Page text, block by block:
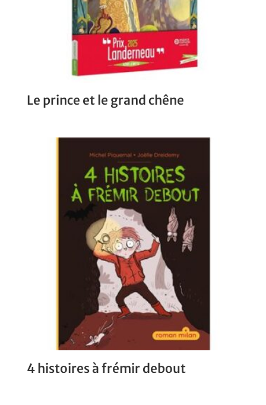
Le prince et le grand chêne
4 histoires à frémir debout